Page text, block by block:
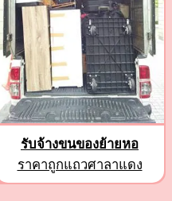
รับจ้างขนของย้ายหอ
ราคาถูกแถวศาลาแดง